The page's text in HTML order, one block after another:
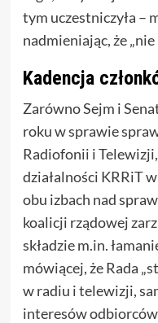
tym uczestniczyła –
nadmieniając, że „nie
Kadencja
Zarówno Sejm i
roku w sprawie
Radiofonii i
działalności KRRiT
obu izbach nad
koalicji rządowej
składzie m.in.
mówiącej, że Rada
w radiu i telewizji,
interesów